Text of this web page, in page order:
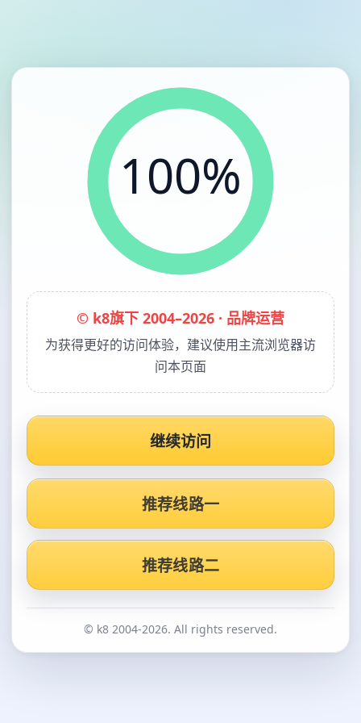
100%
© k8旗下 2004–2026 · 品牌运营
为获得更好的访问体验，建议使用主流浏览器访
问本页面
继续访问
推荐线路一
推荐线路二
© k8 2004-2026. All rights reserved.